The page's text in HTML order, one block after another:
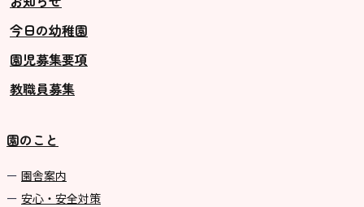
今日の幼稚園
園児募集要項
教職員募集
園のこと
園舎案内
安心・安全対策